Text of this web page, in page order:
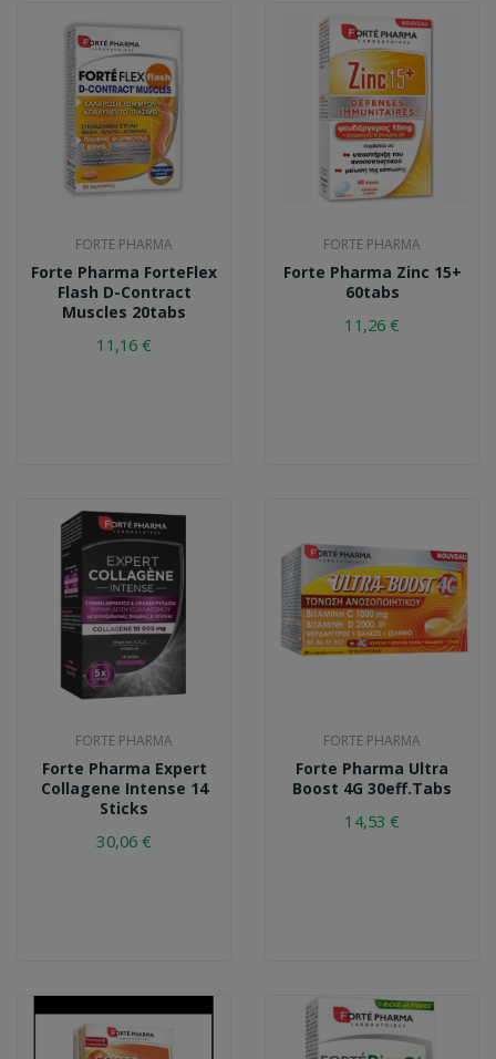
FORTE PHARMA
Forte Pharma ForteFlex
Flash D-Contract
Muscles 20tabs
11,16 €
FORTE PHARMA
Forte Pharma Zinc 15+
60tabs
11,26 €
FORTE PHARMA
Forte Pharma Expert
Collagene Intense 14
Sticks
30,06 €
FORTE PHARMA
Forte Pharma Ultra
Boost 4G 30eff.tabs
14,53 €